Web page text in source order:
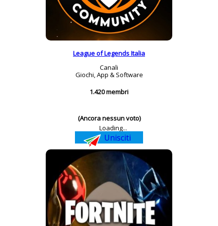
League of Legends Italia
Canali
Giochi, App & Software
1.420 membri
(Ancora nessun voto)
Loading...
Unisciti